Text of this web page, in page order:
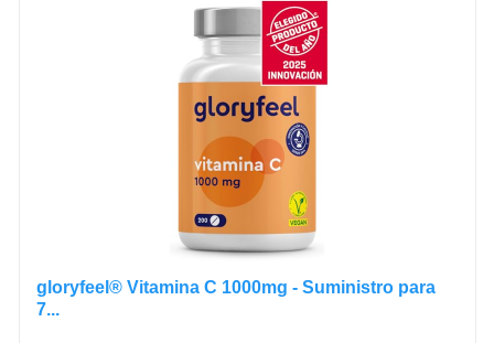
gloryfeel® Vitamina C 1000mg - Suministro para
7...